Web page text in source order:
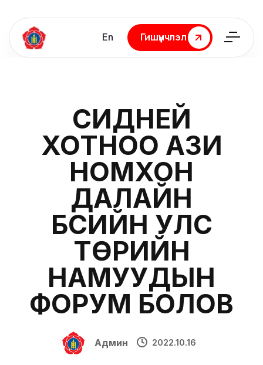
En
Гишүүнчлэл
Гишүүнчлэл
СИДНЕЙ
ХОТНОО АЗИ
НОМХОН
ДАЛАЙН
БҮСИЙН УЛС
ТӨРИЙН
НАМУУДЫН
ФОРУМ БОЛОВ
Админ 2022.10.16